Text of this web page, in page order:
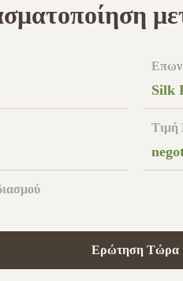
Silk
Τιμή
Ερώτηση Τώρα